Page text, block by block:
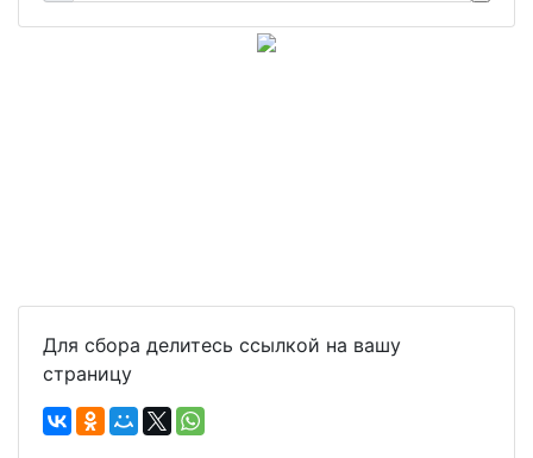
Для сбора делитесь ссылкой на вашу
страницу